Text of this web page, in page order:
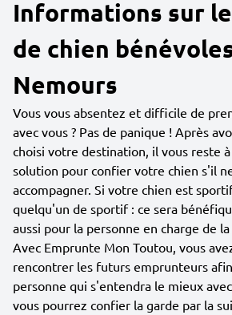
Informations sur
de chien
Nemours
Vous vous absentez et difficile de
avec vous ? Pas de panique ! Après
choisi votre destination, il vous reste
solution pour confier votre chien s'il
accompagner. Si votre chien est
quelqu'un de sportif : ce sera
aussi pour la personne en charge de
Avec Emprunte Mon Toutou, vous
rencontrer les futurs emprunteurs
personne qui s'entendra le mieux
vous pourrez confier la garde par la